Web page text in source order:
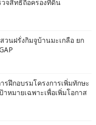
จสิทธิถือครองที่ดิน
วนฝรั่งกิมจูบ้านมะเกลือ ยก
รฝึกอบรมโครงการเพิ่มทักษะ
หมายเฉพาะเพื่อเพิ่มโอกาส